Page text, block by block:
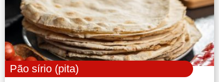
Pão sírio (pita)